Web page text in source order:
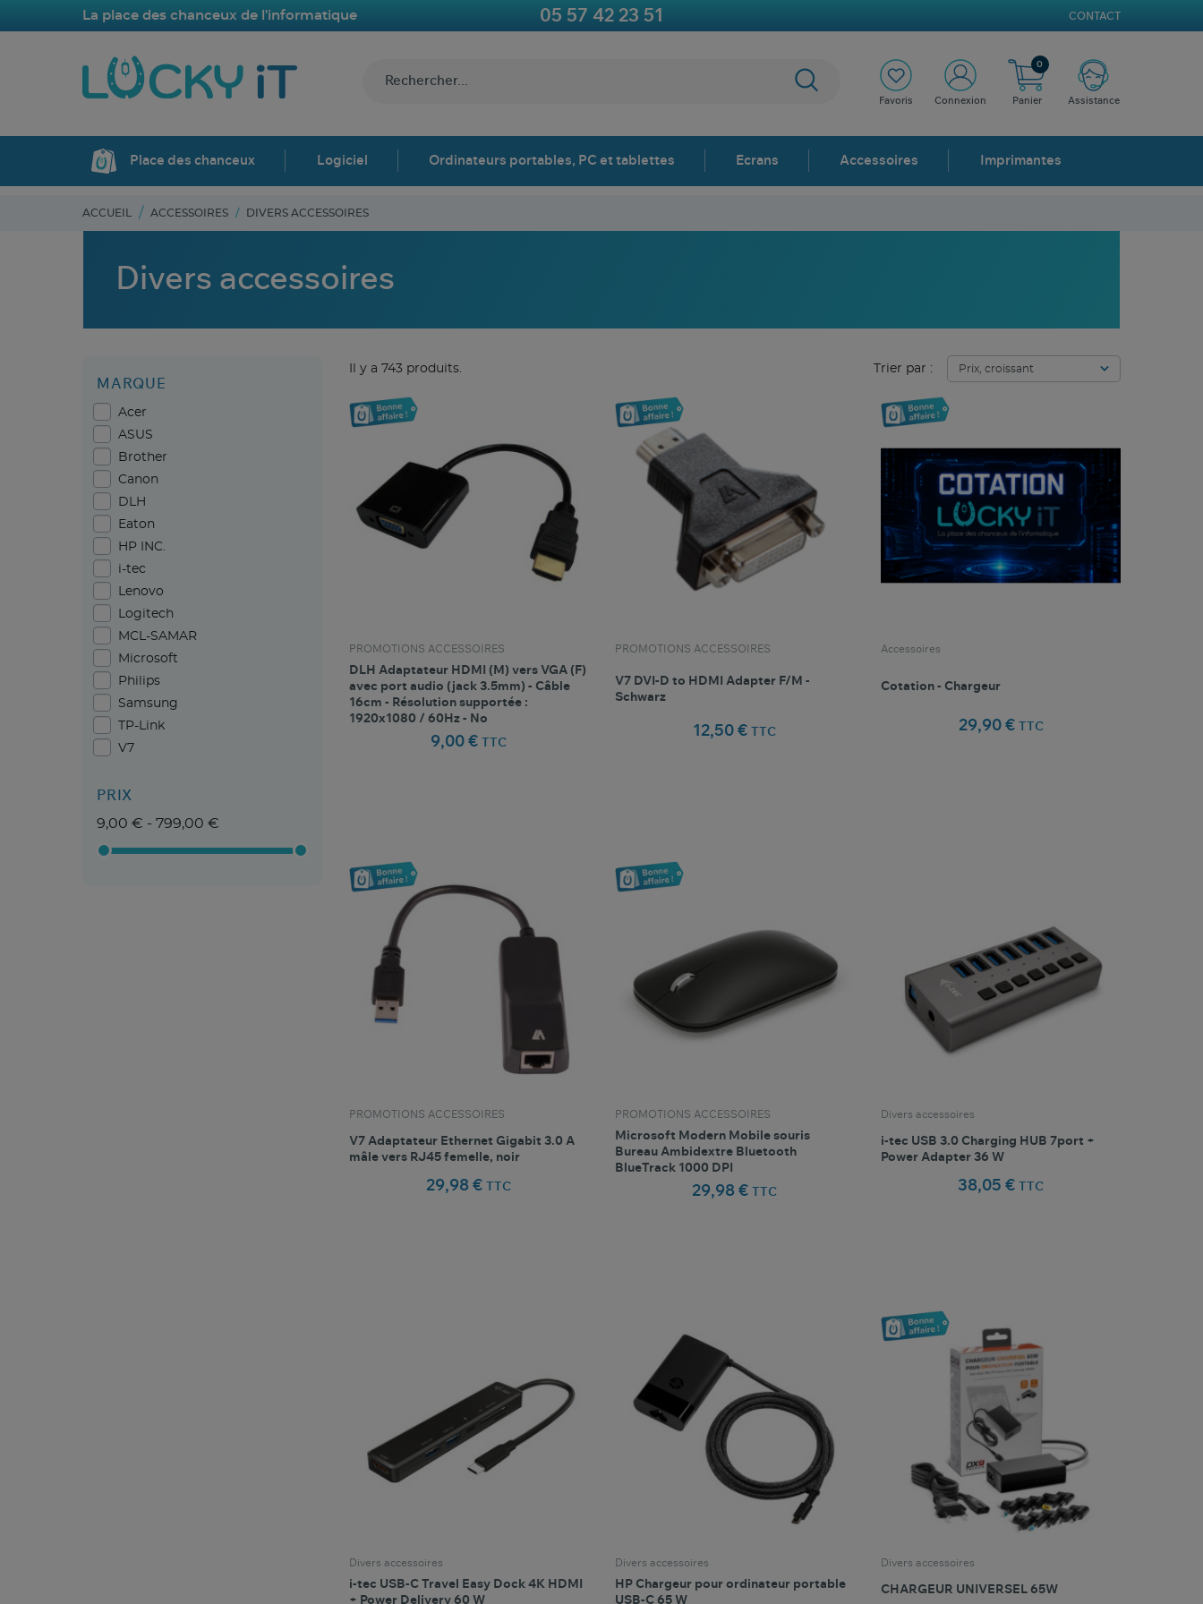
La place des chanceux de l'informatique 05 57 42 23 51 CONTACT
Favoris Connexion Panier
0
Assistance
Place des chanceux Logiciel Ordinateurs portables, PC et tablettes Ecrans Accessoires Imprimantes
ACCUEIL ACCESSOIRES DIVERS ACCESSOIRES
Divers accessoires
MARQUE
Acer
ASUS
Brother
Canon
DLH
Eaton
HP INC.
i-tec
Lenovo
Logitech
MCL-SAMAR
Microsoft
Philips
Samsung
TP-Link
V7
PRIX
9,00 € - 799,00 €
Il y a 743 produits. Trier par :
PROMOTIONS ACCESSOIRES
DLH Adaptateur HDMI (M) vers VGA (F)
avec port audio (jack 3.5mm) - Câble
16cm - Résolution supportée :
1920x1080 / 60Hz - No
9,00 € TTC
PROMOTIONS ACCESSOIRES
V7 DVI-D to HDMI Adapter F/M -
Schwarz
12,50 € TTC
Accessoires
Cotation - Chargeur
29,90 € TTC
PROMOTIONS ACCESSOIRES
V7 Adaptateur Ethernet Gigabit 3.0 A
mâle vers RJ45 femelle, noir
29,98 € TTC
PROMOTIONS ACCESSOIRES
Microsoft Modern Mobile souris
Bureau Ambidextre Bluetooth
BlueTrack 1000 DPI
29,98 €TTC
Divers accessoires
i-tec USB 3.0 Charging HUB 7port +
Power Adapter 36 W
38,05 €TTC
Divers accessoires
i-tec USB-C Travel Easy Dock 4K HDMI
+ Power Delivery 60 W
Divers accessoires
HP Chargeur pour ordinateur portable
USB-C 65 W
Divers accessoires
CHARGEUR UNIVERSEL 65W